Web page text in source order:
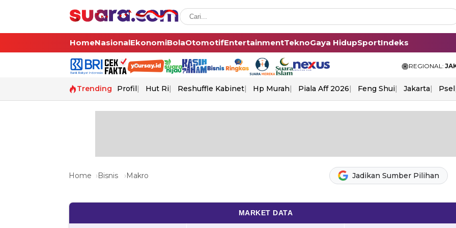
HomeNasionalEkonomiBolaOtomotifEntertainmentTeknoGaya HidupSportIndeks
REGIONAL:
Trending Profil Hut Ri Reshuffle Kabinet Hp Murah Piala Aff 2026 Feng Shui Jakarta Psel
Home Bisnis Makro Jadikan Sumber Pilihan
MARKET DATA